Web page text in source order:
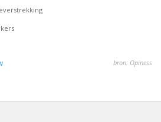
bron: Opiness